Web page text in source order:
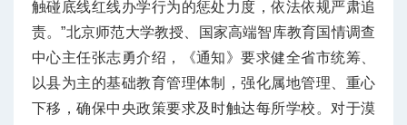
触碰底线红线办学行为的惩处力度，依法依规严肃追
责。”北京师范大学教授、国家高端智库教育国情调查
中心主任张志勇介绍，《通知》要求健全省市统筹、
以县为主的基础教育管理体制，强化属地管理、重心
下移，确保中央政策要求及时触达每所学校。对于漠